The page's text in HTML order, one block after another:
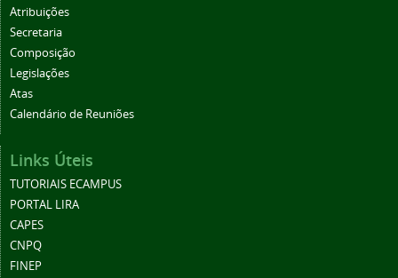
Atribuições
Secretaria
Composição
Legislações
Atas
Calendário de Reuniões
Links Úteis
TUTORIAIS ECAMPUS
PORTAL LIRA
CAPES
CNPQ
FINEP